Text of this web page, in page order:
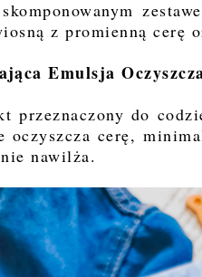
z promienną cerę
Emulsja
przeznaczony do
cerę,
nawilża.